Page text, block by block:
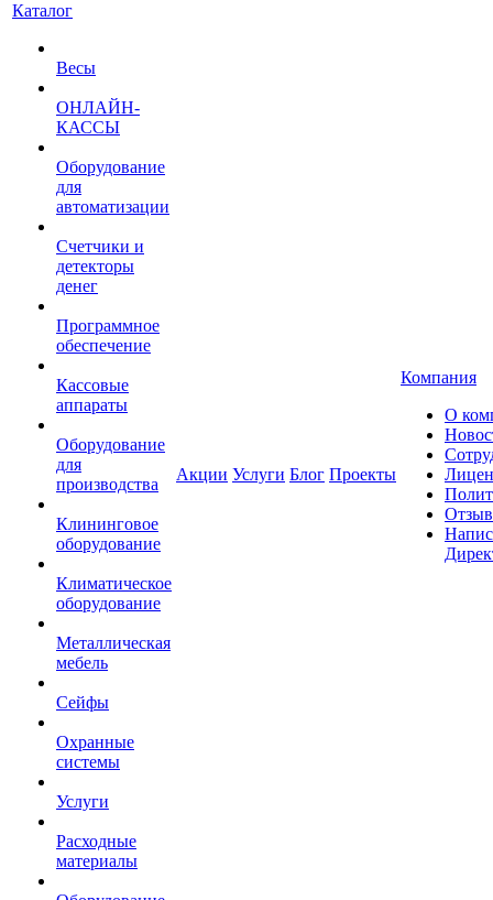
Каталог
Весы
ОНЛАЙН-
КАССЫ
Оборудование
для
автоматизации
Счетчики и
детекторы
денег
Программное
обеспечение
Кассовые
аппараты
Оборудование
для
производства
Клининговое
оборудование
Климатическое
оборудование
Металлическая
мебель
Сейфы
Охранные
системы
Услуги
Расходные
материалы
Акции Услуги Блог Проекты
Компания
О